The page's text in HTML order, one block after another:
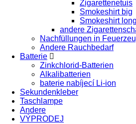
Zigarettenetuis
Smokeshirt big
Smokeshirt long
andere
Nachfüllungen in
Andere Rauchbedarf
Batterie
Zinkchlorid-Batterien
Alkalibatterien
baterie nabíjecí Li-ion
Sekundenkleber
Taschlampe
Andere
VÝPRODEJ